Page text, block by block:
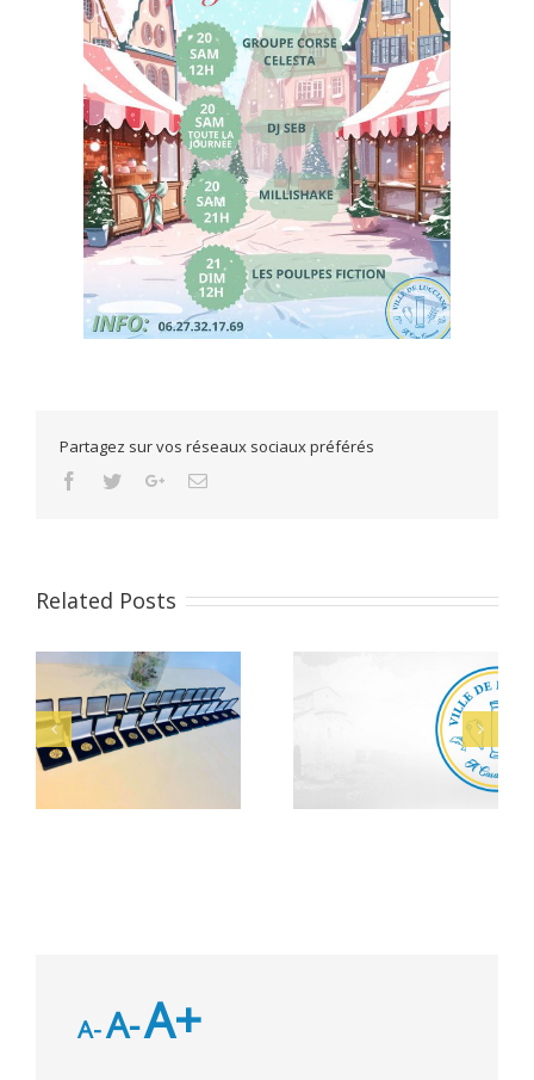
Partagez sur vos réseaux sociaux préférés
Facebook
TwitterGoogle+Email
Related Posts
Bacheliers 2026
A-A-A+